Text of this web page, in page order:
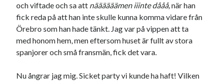
och viftade och sa att näääääämen iiinte dååå,när han
fick reda på att han inte skulle kunna komma vidare från
Örebro som han hade tänkt. Jag var på vippen att ta
med honom hem, men eftersom huset är fullt av stora
spanjorer och små fransmän, fick det vara.
Nu ångrar jag mig. Sicket party vi kunde ha haft! Vilken